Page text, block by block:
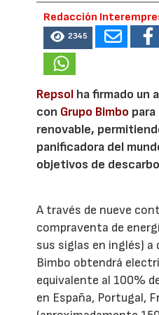
Redacción
2345
Repsol ha firmado un
con Grupo Bimbo
renovable,
panificadora del
objetivos de
A través de nueve
compraventa de
sus siglas en inglés) a
Bimbo obtendrá
equivalente al 100%
en España, Portugal,